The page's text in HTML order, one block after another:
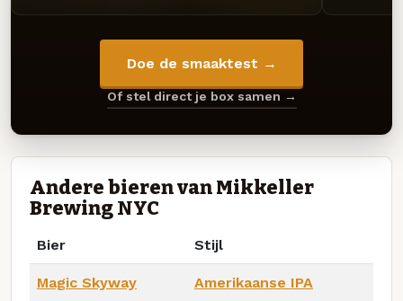
Doe de smaaktest →
Of stel direct je box samen →
Andere bieren van Mikkeller
Brewing NYC
Bier Stijl
Magic Skyway Amerikaanse IPA